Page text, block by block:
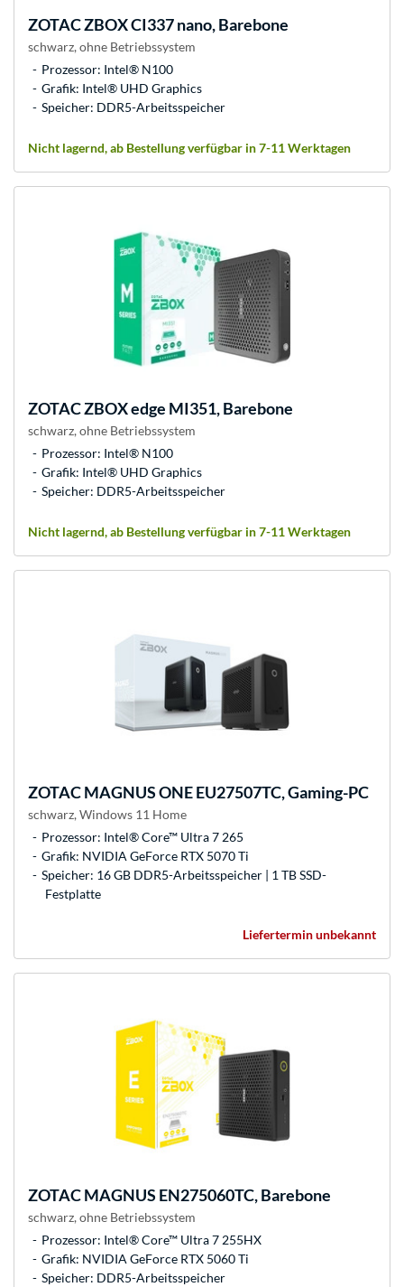
ZOTACZBOX CI337 nano, Barebone
schwarz, ohne Betriebssystem
Prozessor: Intel® N100
Grafik: Intel® UHD Graphics
Speicher: DDR5-Arbeitsspeicher
Nicht lagernd, ab Bestellung verfügbar in 7-11 Werktagen
ZOTACZBOX edge MI351, Barebone
schwarz, ohne Betriebssystem
Prozessor: Intel® N100
Grafik: Intel® UHD Graphics
Speicher: DDR5-Arbeitsspeicher
Nicht lagernd, ab Bestellung verfügbar in 7-11 Werktagen
ZOTACMAGNUS ONE EU27507TC, Gaming-PC
schwarz, Windows 11 Home
Prozessor: Intel® Core™ Ultra 7 265
Grafik: NVIDIA GeForce RTX 5070 Ti
Speicher: 16 GB DDR5-Arbeitsspeicher | 1 TB SSD-
Festplatte
Liefertermin unbekannt
ZOTACMAGNUS EN275060TC, Barebone
schwarz, ohne Betriebssystem
Prozessor: Intel® Core™ Ultra 7 255HX
Grafik: NVIDIA GeForce RTX 5060 Ti
Speicher: DDR5-Arbeitsspeicher